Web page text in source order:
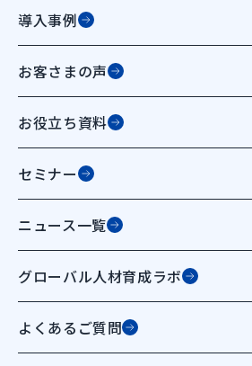
導入事例
お客さまの声
お役立ち資料
セミナー
ニュース一覧
グローバル人材育成ラボ
よくあるご質問